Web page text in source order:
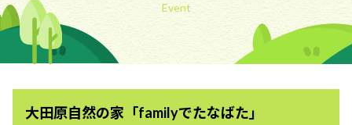
地球温暖化を防ぐ
ごみを減らす
自然環境を守る
Event
大田原自然の家「familyでたなばた」